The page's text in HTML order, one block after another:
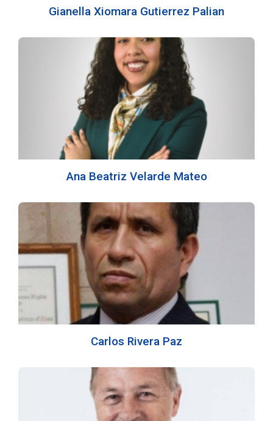
Gianella Xiomara Gutierrez Palian
Ana Beatriz Velarde Mateo
Carlos Rivera Paz